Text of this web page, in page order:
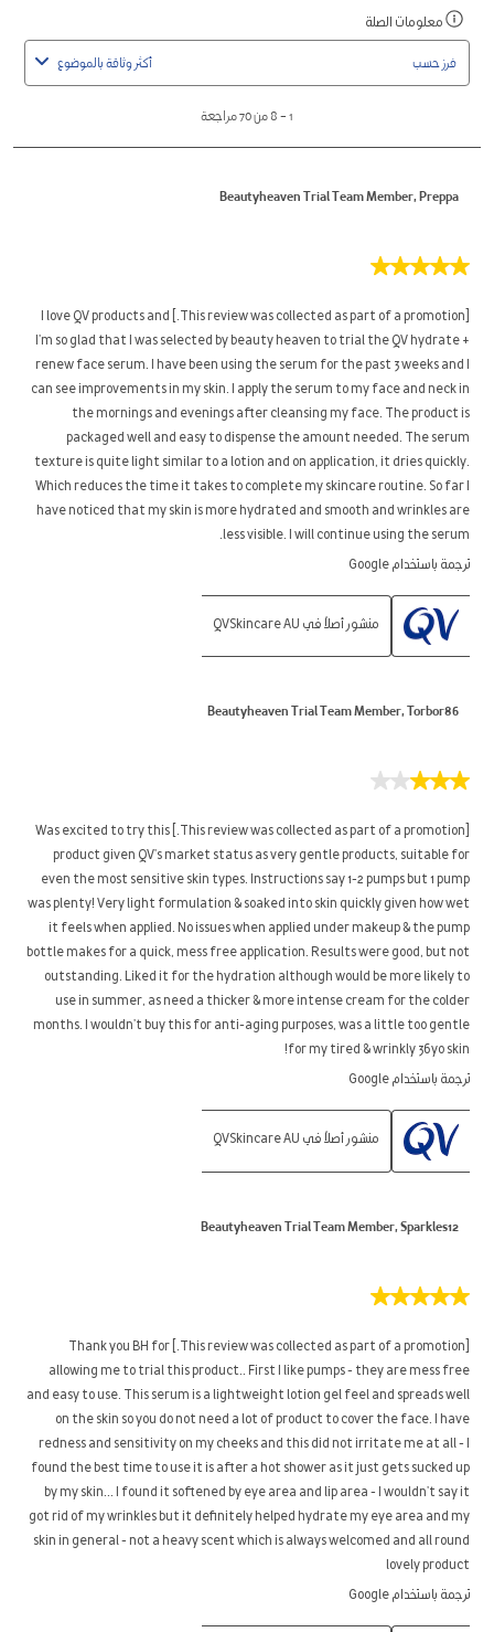
من
1
–8 من 70 مراجعة
معلومات الصلة
رسالة
حول
ذو
فرز حسب أكثر وثاقة بالموضوع
5
5
نجوم.
Beautyheaven Trial Team Member, Preppa
[This review was collected as part of a promotion.] I love QV products and
I'm so glad that I was selected by beauty heaven to trial the QV hydrate +
renew face serum. I have been using the serum for the past 3 weeks and I
can see improvements in my skin. I apply the serum to my face and neck in
the mornings and evenings after cleansing my face. The product is
packaged well and easy to dispense the amount needed. The serum
texture is quite light similar to a lotion and on application, it dries quickly.
Which reduces the time it takes to complete my skincare routine. So far I
have noticed that my skin is more hydrated and smooth and wrinkles are
less visible. I will continue using the serum.
ترجمة باستخدام Google
منشور أصلاً في QVSkincare AU
3
5
نجوم.
Beautyheaven Trial Team Member, Torbor86
[This review was collected as part of a promotion.] Was excited to try this
product given QV's market status as very gentle products, suitable for
even the most sensitive skin types. Instructions say 1-2 pumps but 1 pump
was plenty! Very light formulation & soaked into skin quickly given how wet
it feels when applied. No issues when applied under makeup & the pump
bottle makes for a quick, mess free application. Results were good, but not
outstanding. Liked it for the hydration although would be more likely to
use in summer, as need a thicker & more intense cream for the colder
months. I wouldn't buy this for anti-aging purposes, was a little too gentle
for my tired & wrinkly 36yo skin!
ترجمة باستخدام Google
منشور أصلاً في QVSkincare AU
5
5
نجوم.
Beautyheaven Trial Team Member, Sparkles12
[This review was collected as part of a promotion.] Thank you BH for
allowing me to trial this product.. First I like pumps - they are mess free
and easy to use. This serum is a lightweight lotion gel feel and spreads well
on the skin so you do not need a lot of product to cover the face. I have
redness and sensitivity on my cheeks and this did not irritate me at all - I
found the best time to use it is after a hot shower as it just gets sucked up
by my skin... I found it softened by eye area and lip area - I wouldn't say it
got rid of my wrinkles but it definitely helped hydrate my eye area and my
skin in general - not a heavy scent which is always welcomed and all round
lovely product
ترجمة باستخدام Google